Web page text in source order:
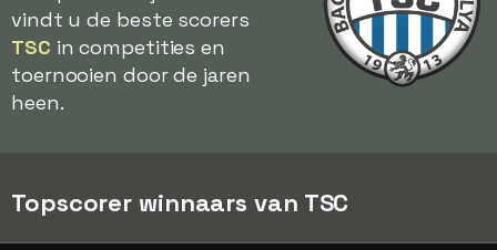
vindt u de beste scorers
TSC in competities en
toernooien door de jaren
heen.
Topscorer winnaars van TSC